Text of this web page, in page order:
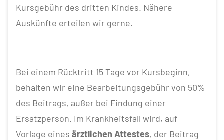
Kursgebühr des dritten Kindes. Nähere
Auskünfte erteilen wir gerne.
Bei einem Rücktritt 15 Tage vor Kursbeginn,
behalten wir eine Bearbeitungsgebühr von 50%
des Beitrags, außer bei Findung einer
Ersatzperson. Im Krankheitsfall wird, auf
Vorlage eines ärztlichen Attestes, der Beitrag